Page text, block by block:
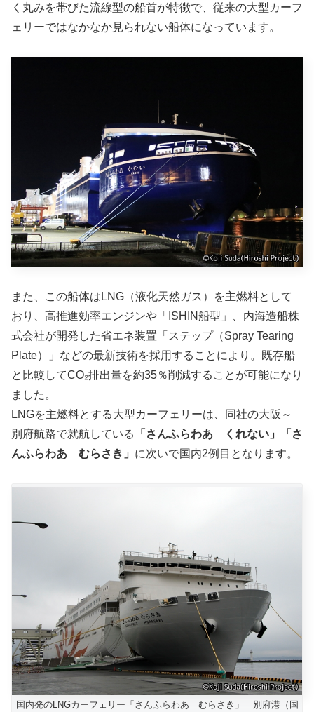
く丸みを帯びた流線型の船首が特徴で、従来の大型カーフ
ェリーではなかなか見られない船体になっています。
また、この船体はLNG（液化天然ガス）を主燃料として
おり、高推進効率エンジンや「ISHIN船型」、内海造船株
式会社が開発した省エネ装置「ステップ（Spray Tearing
Plate）」などの最新技術を採用することにより。​既存船
と比較してCO₂排出量を約35％削減することが可能になり
ました。
LNGを主燃料とする大型カーフェリーは、同社の大阪～
別府航路で就航している
「さんふらわあ くれない」「さ
んふらわあ むらさき」 に次いで国内2例目となります。
国内発のLNGカーフェリー「さんふらわあ むらさき」 別府港（国